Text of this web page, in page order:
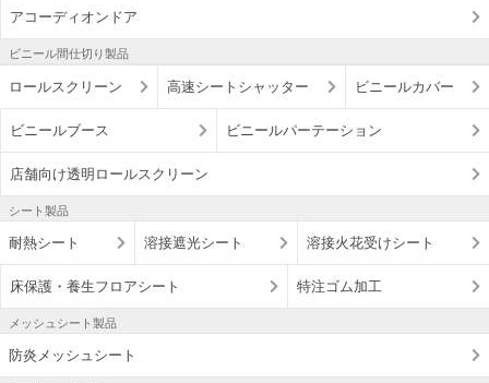
アコーディオンドア
ビニール間仕切り製品
ロールスクリーン 高速シートシャッター ビニールカバー
ビニールブース ビニールパーテーション
店舗向け透明ロールスクリーン
シート製品
耐熱シート 溶接遮光シート 溶接火花受けシート
床保護・養生フロアシート 特注ゴム加工
メッシュシート製品
防炎メッシュシート